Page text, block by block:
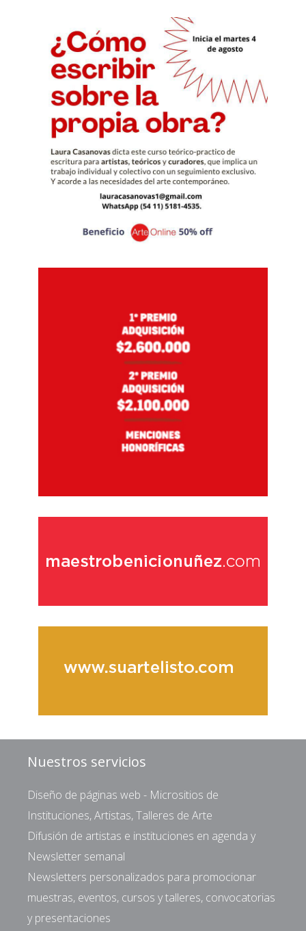
Nuestros servicios
Diseño de páginas web - Micrositios de
Instituciones, Artistas, Talleres de Arte
Difusión de artistas e instituciones en agenda y
Newsletter semanal
Newsletters personalizados para promocionar
muestras, eventos, cursos y talleres, convocatorias
y presentaciones